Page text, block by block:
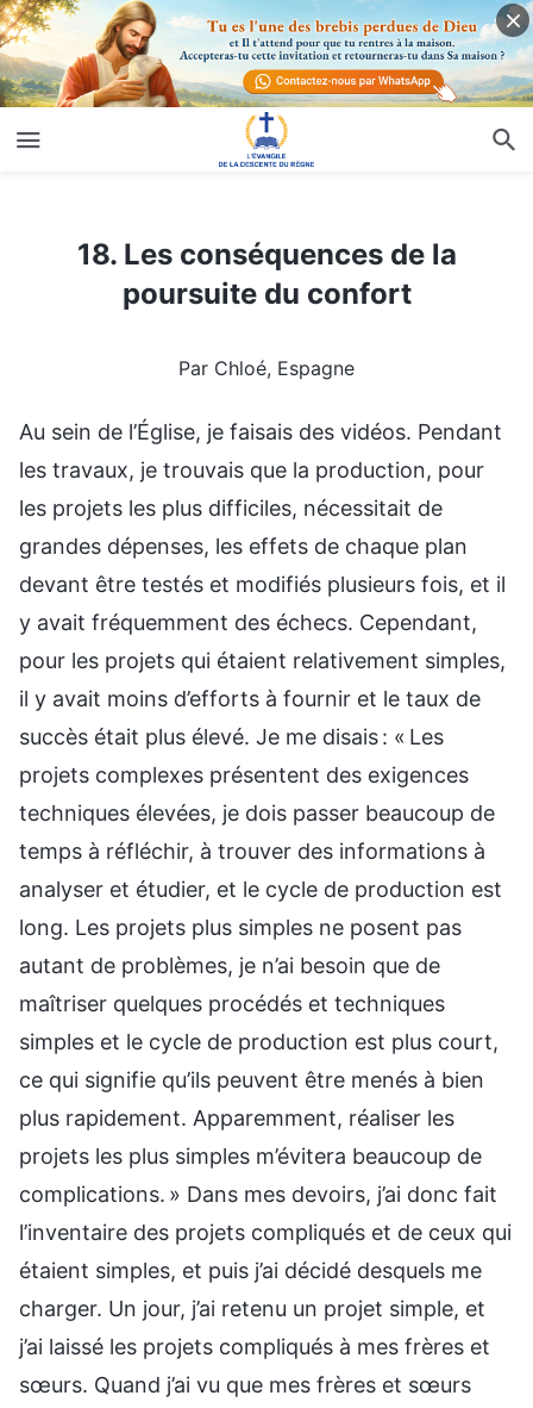
18. Les conséquences de la poursuite du confort
18. Les conséquences de la
poursuite du confort
Par Chloé, Espagne
Au sein de l’Église, je faisais des vidéos. Pendant
les travaux, je trouvais que la production, pour
les projets les plus difficiles, nécessitait de
grandes dépenses, les effets de chaque plan
devant être testés et modifiés plusieurs fois, et il
y avait fréquemment des échecs. Cependant,
pour les projets qui étaient relativement simples,
il y avait moins d’efforts à fournir et le taux de
succès était plus élevé. Je me disais : « Les
projets complexes présentent des exigences
techniques élevées, je dois passer beaucoup de
temps à réfléchir, à trouver des informations à
analyser et étudier, et le cycle de production est
long. Les projets plus simples ne posent pas
autant de problèmes, je n’ai besoin que de
maîtriser quelques procédés et techniques
simples et le cycle de production est plus court,
ce qui signifie qu’ils peuvent être menés à bien
plus rapidement. Apparemment, réaliser les
projets les plus simples m’évitera beaucoup de
complications. » Dans mes devoirs, j’ai donc fait
l’inventaire des projets compliqués et de ceux qui
étaient simples, et puis j’ai décidé desquels me
charger. Un jour, j’ai retenu un projet simple, et
j’ai laissé les projets compliqués à mes frères et
sœurs. Quand j’ai vu que mes frères et sœurs